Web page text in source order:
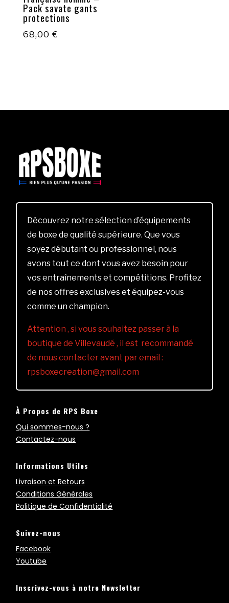
Pack savate gants
protections
68,00 €
Découvrez notre sélection d’équipements
de boxe de qualité supérieure. Que vous
soyez débutant ou professionnel, nous
avons tout ce dont vous avez besoin pour
vos entraînements et compétitions. Profitez
de nos offres exclusives et équipez-vous
comme un champion.
Attention , si vous souhaitez passer à la
boutique de Villevaudé , il est recommandé
de nous contacter avant par email :
rpsboxecreation@gmail.com
À Propos de RPS Boxe
Qui sommes-nous ?
Contactez-nous
Informations Utiles
Livraison et Retours
Conditions Générales
Politique de Confidentialité
Suivez-nous
Facebook
Youtube
Inscrivez-vous à notre Newsletter